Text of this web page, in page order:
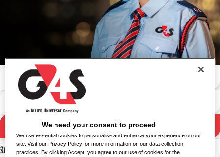
検索結果
キーワードで検索
勤務地で検索
検索
並べ替え
We need your consent to proceed
We use essential cookies to personalise and enhance your experience on our
site. Visit our Privacy Policy for more information on our data collection
practices. By clicking Accept, you agree to our use of cookies for the